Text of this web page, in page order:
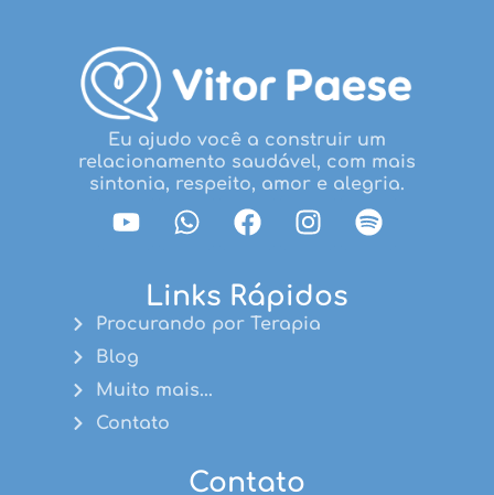
Eu ajudo você a construir um
relacionamento saudável, com mais
sintonia, respeito, amor e alegria.
Links Rápidos
Procurando por Terapia
Blog
Muito mais...
Contato
Contato